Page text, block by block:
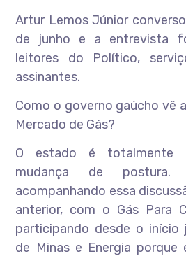
Artur Lemos Júnior
de junho e a entrevista
leitores do Político,
assinantes.
Como o governo gaúcho vê
Mercado de Gás?
O estado é totalmente
mudança de
acompanhando essa
anterior, com o Gás Para
participando desde o início
de Minas e Energia porque